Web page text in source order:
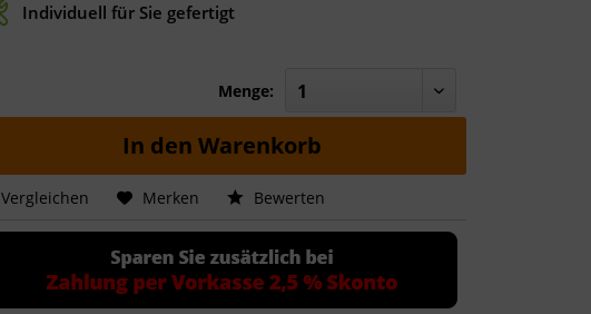
Individuell für Sie gefertigt
Menge:
In den Warenkorb
Vergleichen Merken Bewerten